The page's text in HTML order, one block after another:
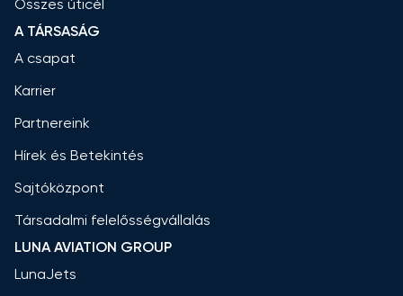
Összes úticél
A TÁRSASÁG
A csapat
Karrier
Partnereink
Hírek és Betekintés
Sajtóközpont
Társadalmi felelősségvállalás
LUNA AVIATION GROUP
LunaJets